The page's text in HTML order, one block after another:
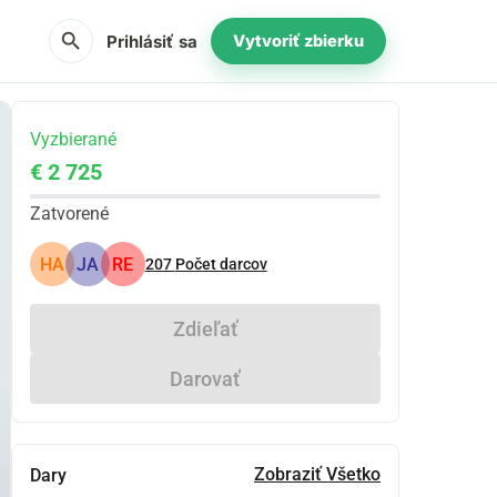
search Prihlásiť sa Vytvoriť zbierku
Vyzbierané
€ 2 725
Zatvorené
HA JA RE 207 Počet darcov
Zdieľať
Darovať
Dary Zobraziť Všetko